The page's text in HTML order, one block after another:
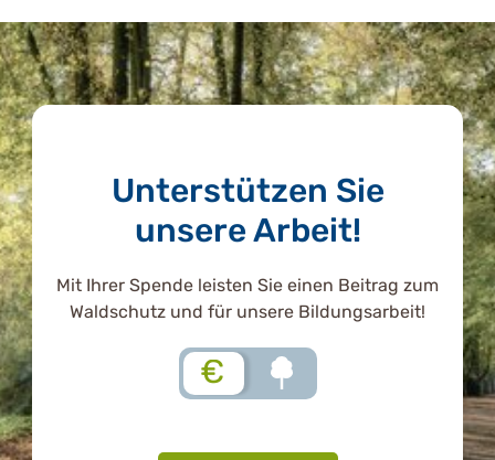
Unterstützen Sie
unsere Arbeit!
Mit Ihrer Spende leisten Sie einen Beitrag zum
Waldschutz und für unsere Bildungsarbeit!
€